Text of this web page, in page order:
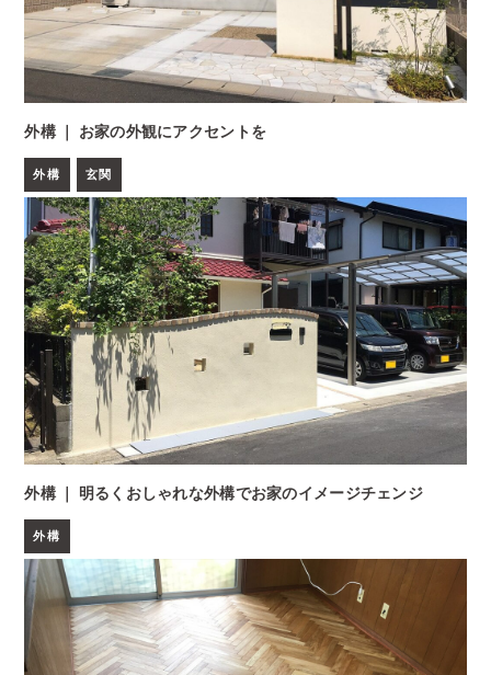
外構 ｜ お家の外観にアクセントを
外構 玄関
外構 ｜ 明るくおしゃれな外構でお家のイメージチェンジ
外構